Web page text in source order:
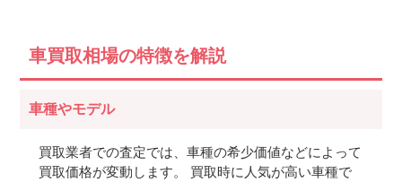
車買取相場の特徴を解説
車種やモデル
買取業者での査定では、車種の希少価値などによって
買取価格が変動します。 買取時に人気が高い車種で